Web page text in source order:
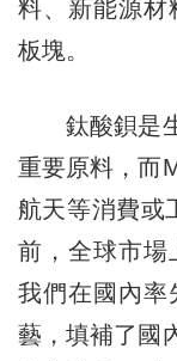
料、新能源材
板塊。
鈦酸鋇是生
重要原料，而
航天等消費或
前，全球市場
我們在國內率
藝，填補了國